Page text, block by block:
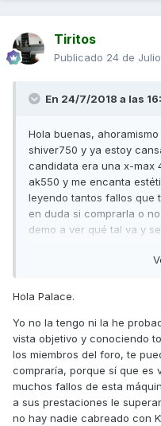
Tiritos
Publicado 24 de
En 24/7/2018 a las
Hola buenas,
shiver750 y ya estoy
candidata era una x-max
ak550 y me encanta
leyendo tantos fallos que
en duda si comprarla o
demo a ver qué tal va y
Hola Palace.
Yo no la tengo ni la he
vista objetivo y conociendo
los miembros del foro, te
compraría, porque sí que es
muchos fallos de esta
a sus prestaciones le
no hay nadie cabreado con